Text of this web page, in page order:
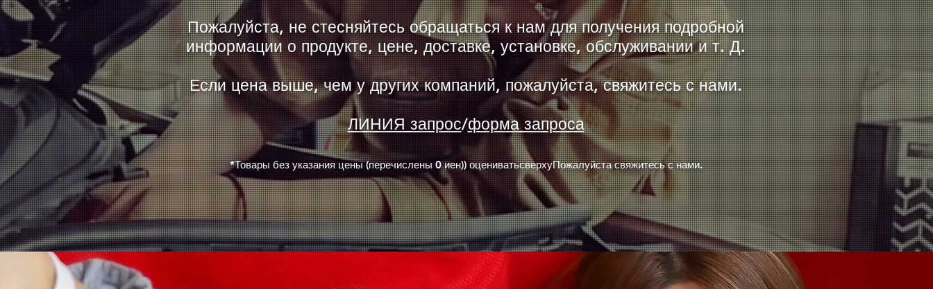
Пожалуйста, не стесняйтесь обращаться к нам для получения подробной
информации о продукте, цене, доставке, установке, обслуживании и т. Д.
Если цена выше, чем у других компаний, пожалуйста, свяжитесь с нами.
ЛИНИЯ запрос/форма запроса
*Товары без указания цены (перечислены 0 иен)) оцениватьсверхуПожалуйста свяжитесь с нами.